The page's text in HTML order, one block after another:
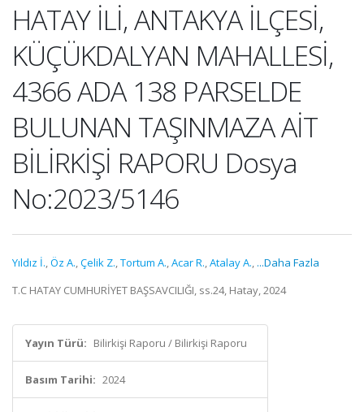
HATAY İLİ, ANTAKYA İLÇESİ,
KÜÇÜKDALYAN MAHALLESİ,
4366 ADA 138 PARSELDE
BULUNAN TAŞINMAZA AİT
BİLİRKİŞİ RAPORU Dosya
No:2023/5146
Yıldız İ.,Öz A.,Çelik Z.,Tortum A.,Acar R.,Atalay A., ...Daha Fazla
T.C HATAY CUMHURİYET BAŞSAVCILIĞI, ss.24, Hatay, 2024
Yayın Türü: Bilirkişi Raporu / Bilirkişi Raporu
Basım Tarihi: 2024